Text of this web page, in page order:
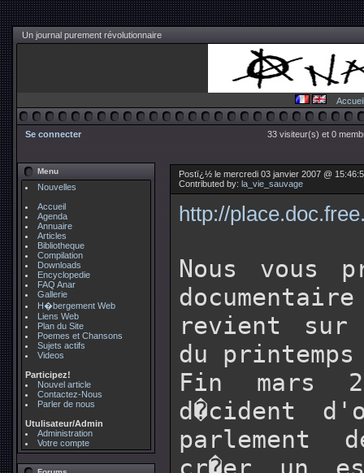
Un journal purement révolutionnaire
Accueil
Se connecter 33 visiteur(s) et 0
Menu
Nouvelles
Accueil
Agenda
Annuaire
Articles
Bibliotheque
Compilation
Downloads
Encyclopedie
FAQ Anar
Gallerie
H�bergement Web
Liens Web
Plan du Site
Poemes et Chansons
Sujets actifs
Videos
Participez!
Nouvel article
Contactez-Nous
Parler de nous
Utulisateur/Admin
Administration
Votre compte
Postï¿½ le mercredi 03 janvier 2007 @
Contributed by: la_vie_sauvage
http://
Nous vous
revient sur
du printemps
Fin mars
d�cident
parlement